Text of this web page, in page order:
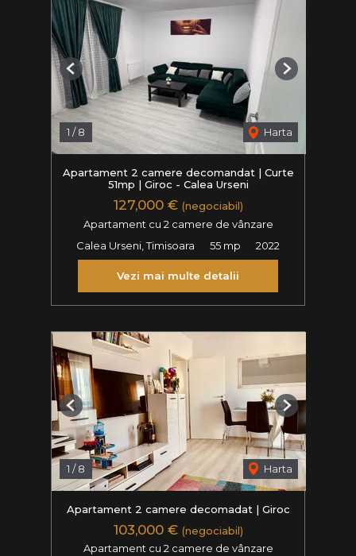
1 /8 Harta
Previous Next
Apartament 2 camere decomandat | Curte
51mp | Giroc - Calea Urseni
127,000 € (negociabil)
Apartament cu 2 camere de vânzare
Calea Urseni, Timisoara
55 mp 2022
Vezi mai multe detalii
1 /8 Harta
Previous Next
Apartament 2 camere decomadat | Giroc
103,000 € (negociabil)
Apartament cu 2 camere de vânzare